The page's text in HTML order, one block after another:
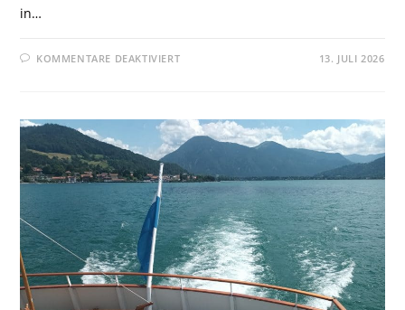
in…
KOMMENTARE DEAKTIVIERT 13. JULI 2026